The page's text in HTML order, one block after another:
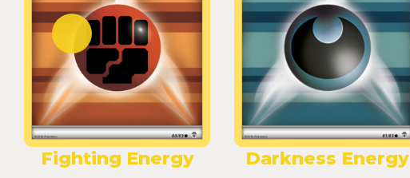
Fighting Energy Darkness Energy